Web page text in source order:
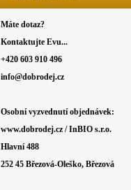
Máte dotaz?
Kontaktujte Evu...
+420 603 910 496
info@dobrodej.cz
Osobní vyzvednutí objednávek:
www.dobrodej.cz / InBIO s.r.o.
Hlavní 488
252 45 Březová-Oleško, Březová